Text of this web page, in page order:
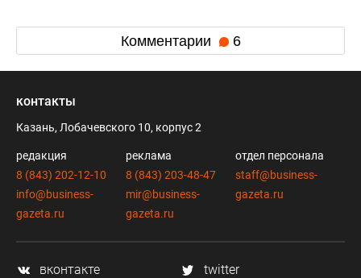
Комментарии 6
контакты
Казань, Лобачевского 10, корпус 2
редакция
8 (843) 202-12-10
info@business-
gazeta.ru
реклама
8 (843) 203-48-47
mir@business-
gazeta.ru
отдел персонала
staff@business-
gazeta.ru
вконтакте
twitter